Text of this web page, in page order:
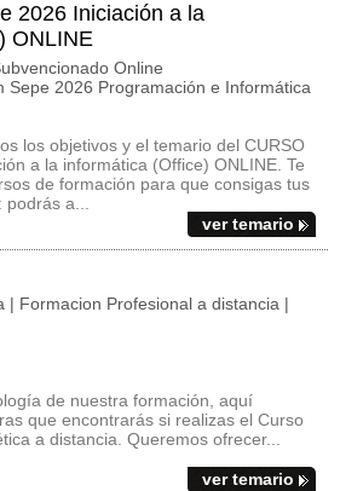
2026 Iniciación a la
ONLINE
Online
Sepe 2026 Programación e Informática
los objetivos y el temario del CURSO
a la informática (Office) ONLINE. Te
de formación para que consigas tus
a...
ver temario
| Formacion Profesional a distancia |
de nuestra formación, aquí
que encontrarás si realizas el Curso
a distancia. Queremos ofrecer...
ver temario